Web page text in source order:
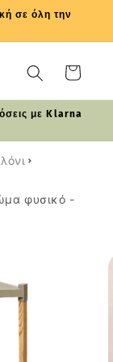
σε όλη την
Καλάθι
με Klarna
φυσικό -